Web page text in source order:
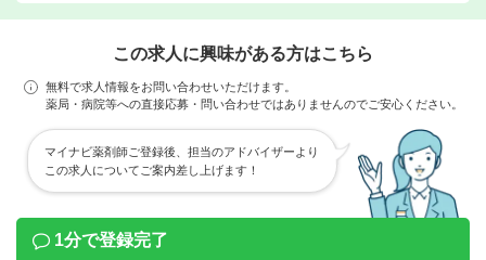
この求人に興味がある方はこちら
無料で求人情報をお問い合わせいただけます。
薬局・病院等への直接応募・問い合わせではありませんのでご安心ください。
マイナビ薬剤師ご登録後、担当のアドバイザーより
この求人についてご案内差し上げます！
1分で登録完了